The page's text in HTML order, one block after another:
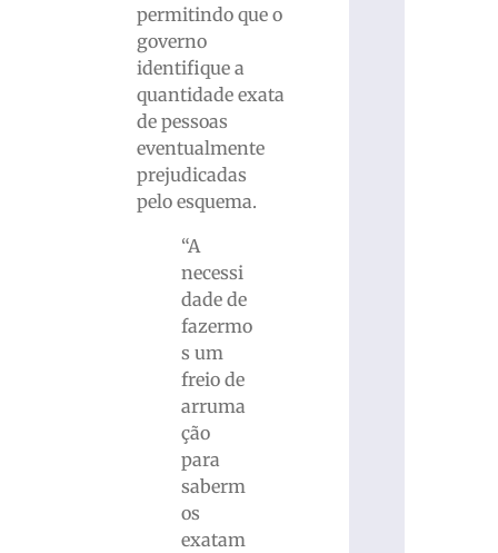
permitindo que o
governo
identifique a
quantidade exata
de pessoas
eventualmente
prejudicadas
pelo esquema.
“A
necessi
dade de
fazermo
s um
freio de
arruma
ção
para
saberm
os
exatam